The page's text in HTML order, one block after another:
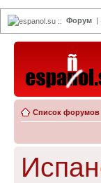
espanol.su :: Форум |
Список форумов